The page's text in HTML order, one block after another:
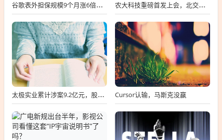
谷歌表外担保规模9个月涨6倍至438亿美元，用“财务兜底”换TPU芯片订单 农大科技重磅首发上会，北交所募资达4.13亿元，科技创新引领未来发展！
太极实业累计涉案9.2亿元，股价一周跌超30%，子公司起诉讨要6396万工程款 Cursor认输，马斯克没赢